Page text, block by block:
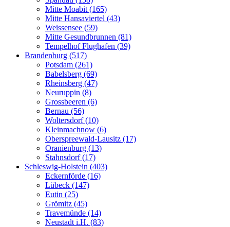
Mitte Moabit (165)
Mitte Hansaviertel (43)
Weissensee (59)
Mitte Gesundbrunnen (81)
Tempelhof Flughafen (39)
Brandenburg (517)
Potsdam (261)
Babelsberg (69)
Rheinsberg (47)
Neuruppin (8)
Grossbeeren (6)
Bernau (56)
Woltersdorf (10)
Kleinmachnow (6)
Oberspreewald-Lausitz (17)
Oranienburg (13)
Stahnsdorf (17)
Schleswig-Holstein (403)
Eckernförde (16)
Lübeck (147)
Eutin (25)
Grömitz (45)
Travemünde (14)
Neustadt i.H. (83)